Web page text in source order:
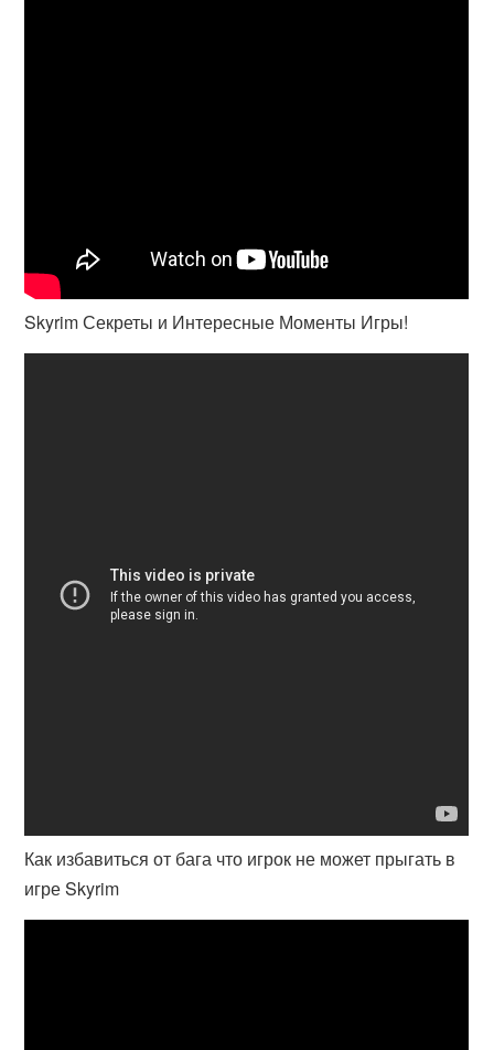
Skyrim Секреты и Интересные Моменты Игры!
Как избавиться от бага что игрок не может прыгать в
игре Skyrim